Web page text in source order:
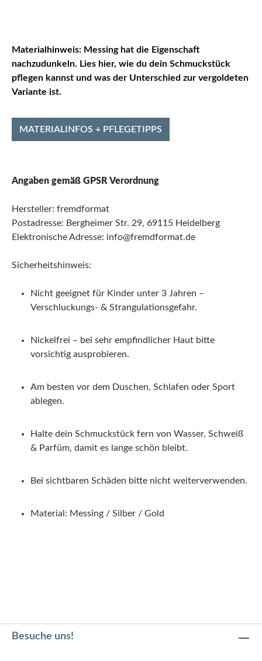
Materialhinweis: Messing hat die Eigenschaft
nachzudunkeln. Lies hier, wie du dein Schmuckstück
pflegen kannst und was der Unterschied zur vergoldeten
Variante ist.
MATERIALINFOS + PFLEGETIPPS
Angaben gemäß GPSR Verordnung
Hersteller: fremdformat
Postadresse: Bergheimer Str. 29, 69115 Heidelberg
Elektronische Adresse: info@fremdformat.de
Sicherheitshinweis:
Nicht geeignet für Kinder unter 3 Jahren –
Verschluckungs- & Strangulationsgefahr.
Nickelfrei – bei sehr empfindlicher Haut bitte
vorsichtig ausprobieren.
Am besten vor dem Duschen, Schlafen oder Sport
ablegen.
Halte dein Schmuckstück fern von Wasser, Schweiß
& Parfüm, damit es lange schön bleibt.
Bei sichtbaren Schäden bitte nicht weiterverwenden.
Material: Messing / Silber / Gold
Besuche uns!